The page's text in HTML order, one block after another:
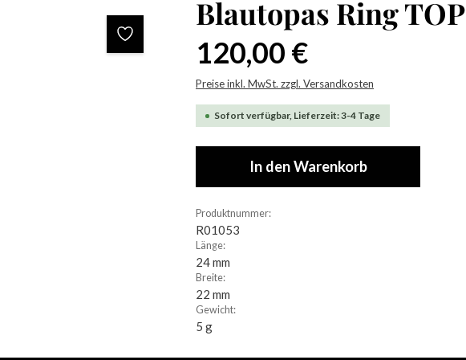
Blautopas Ring TOP
120,00 €
Preise inkl. MwSt. zzgl. Versandkosten
Sofort verfügbar, Lieferzeit: 3-4 Tage
In den Warenkorb
Produktnummer:
R01053
Länge:
24 mm
Breite:
22 mm
Gewicht:
5 g